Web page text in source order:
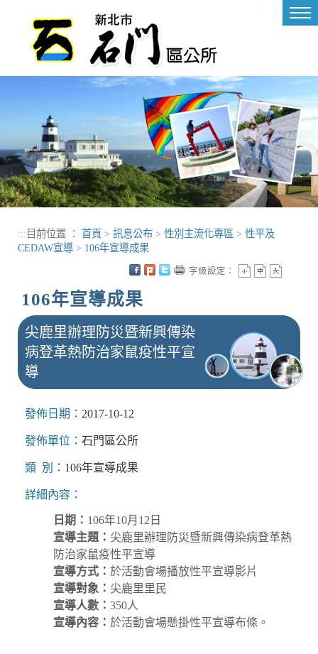
::: 目前位置 ： 首頁 > 訊息公布 > 性別主流化專區 > 性平及
CEDAW宣導 > 106年宣導成果
106年宣導成果
字級設定：
尖鹿里辦理防災暨新興傳染
病登革熱防治家鼠疫性平宣
導
發佈日期： 2017-10-12
發佈單位： 石門區公所
類 別： 106年宣導成果
詳細內容：
日期： 106年10月12日
宣導主題： 尖鹿里辦理防災暨新興傳染病登革熱
防治家鼠疫性平宣導
宣導方式： 於活動會場播放性平宣導影片
宣導對象： 尖鹿里里民
宣導人數： 350人
宣導內容： 於活動會場懸掛性平宣導布條。